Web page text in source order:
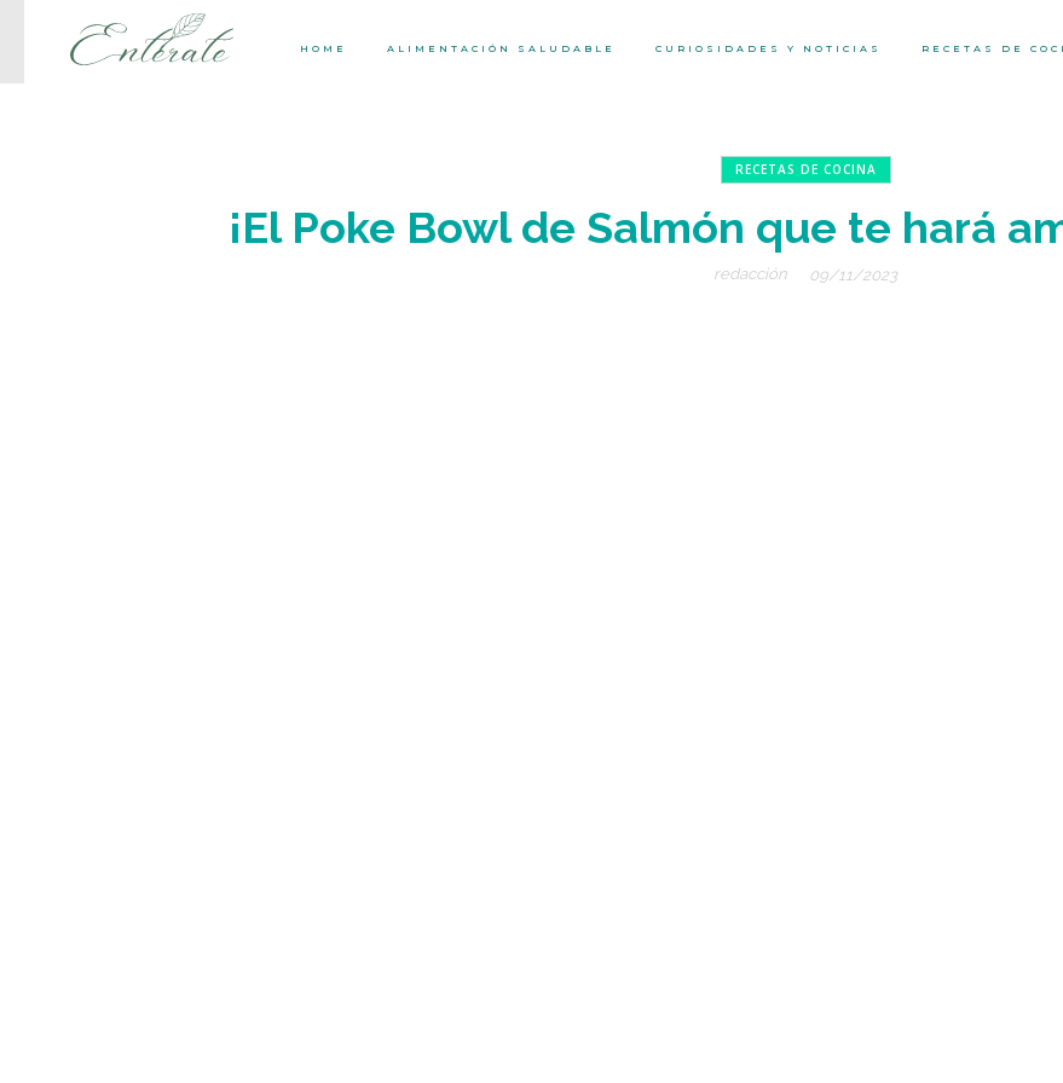
HOME ALIMENTACIÓN SALUDABLE CURIOSIDADES Y NOTICIAS RECETAS DE
RECETAS DE COCINA
¡El Poke Bowl de Salmón que te hará
redacción 09/11/2023